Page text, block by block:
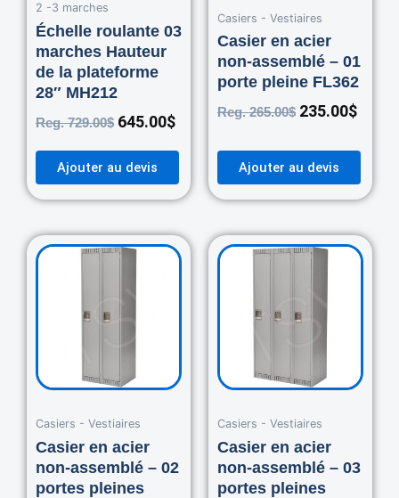
2 -3 marches
Échelle roulante 03
marches Hauteur
de la plateforme
28″ MH212
Reg.729.00$ 645.00$
Ajouter au devis
Casiers - Vestiaires
Casier en acier
non-assemblé – 01
porte pleine FL362
Reg.265.00$ 235.00$
Ajouter au devis
Casiers - Vestiaires
Casier en acier
non-assemblé – 02
portes pleines
OriginalCurrent
price
Casiers - Vestiaires
Casier en acier
non-assemblé – 03
portes pleines
Original
price